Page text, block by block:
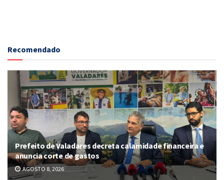
Recomendado
Prefeito de Valadares decreta calamidade financeira e
anuncia corte de gastos
AGOSTO 8, 2026